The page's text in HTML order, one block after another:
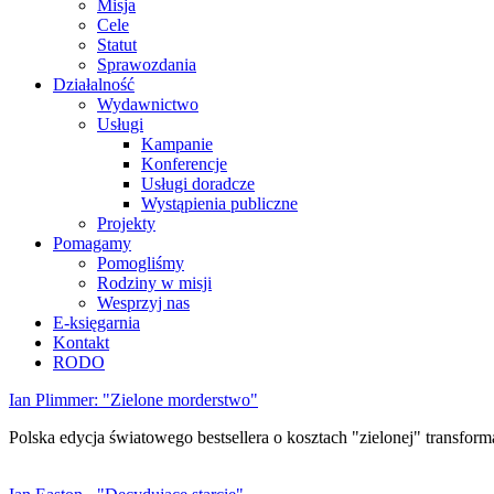
Misja
Cele
Statut
Sprawozdania
Działalność
Wydawnictwo
Usługi
Kampanie
Konferencje
Usługi doradcze
Wystąpienia publiczne
Projekty
Pomagamy
Pomogliśmy
Rodziny w misji
Wesprzyj nas
E-księgarnia
Kontakt
RODO
Ian Plimmer: "Zielone morderstwo"
Polska edycja światowego bestsellera o kosztach "zielonej"